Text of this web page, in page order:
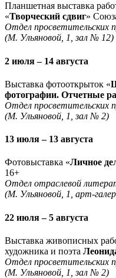
Планшетная выставка
«Творческий сдвиг»
Отдел просветительских
(М. Ульяновой, 1, зал № 12)
2 июля – 14 августа
Выставка фотооткрыток «
фотографии. Отчетные
Отдел просветительских
(М. Ульяновой, 1, зал № 2)
13 июля – 13 августа
Фотовыставка «Личное
16+
Отдел отраслевой
(М. Ульяновой, 1, арт-
22 июля – 5 августа
Выставка живописных
художника и поэта
Отдел просветительских
(М. Ульяновой, 1, зал № 2)